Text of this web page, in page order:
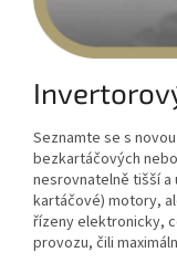
Seznamte se s
bezkartáčových
nesrovnatelně tišší a
kartáčové) motory,
řízeny elektronicky,
provozu, čili